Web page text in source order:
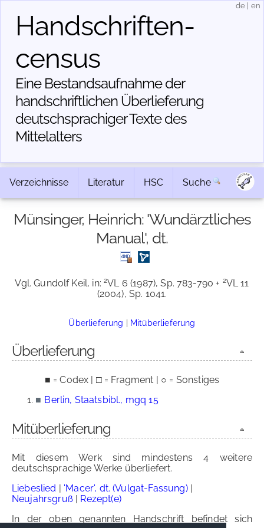
Handschriften­
census
Eine Bestandsaufnahme der
handschriftlichen Über­lieferung
deutschsprachiger Texte des
Mittelalters
de en
Verzeichnisse Literatur HSC Suche
Münsinger, Heinrich: 'Wundärztliches
Manual', dt.
Vgl. Gundolf Keil, in:2VL 6 (1987), Sp. 783-790 + 2VL 11
(2004), Sp. 1041.
Überlieferung | Mitüberlieferung
Überlieferung
■ = Codex | □ = Fragment | ○ = Sonstiges
■ Berlin, Staatsbibl., mgq 15
Mitüberlieferung
Mit diesem Werk sind mindestens 4 weitere
deutschsprachige Werke überliefert.
Liebeslied | 'Macer', dt. (Vulgat-Fassung)|
Neujahrsgruß| Rezept(e)
In der oben genannten Handschrift befindet sich